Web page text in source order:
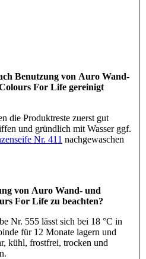
Benutzung von Auro Wand-
For Life gereinigt
die Produktreste zuerst gut
und gründlich mit Wasser ggf.
Nr. 411 nachgewaschen
von Auro Wand- und
For Life zu beachten?
Nr. 555 lässt sich bei 18 °C in
für 12 Monate lagern und
kühl, frostfrei, trocken und